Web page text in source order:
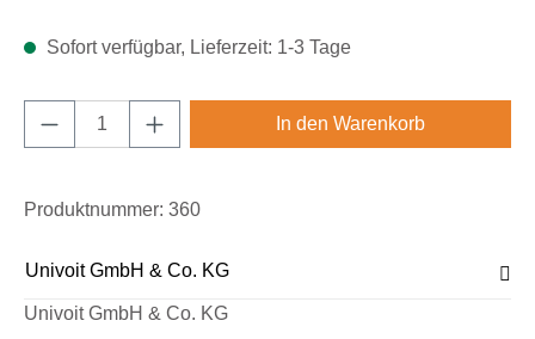
Sofort verfügbar, Lieferzeit: 1-3 Tage
Produkt Anzahl: Gib den gewünschten
In den Warenkorb
Produktnummer: 360
Univoit GmbH & Co. KG
Univoit GmbH & Co. KG